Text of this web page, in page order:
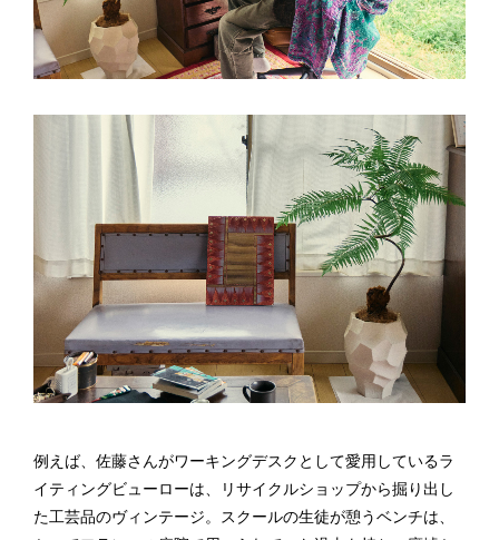
例えば、佐藤さんがワーキングデスクとして愛用しているラ
イティングビューローは、リサイクルショップから掘り出し
た工芸品のヴィンテージ。スクールの生徒が憩うベンチは、